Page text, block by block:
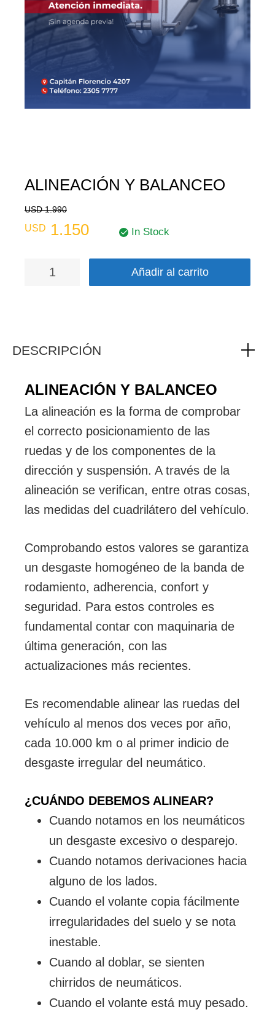
ALINEACIÓN Y BALANCEO
USD1.990
USD 1.150 In Stock
Añadir al carrito
DESCRIPCIÓN
ALINEACIÓN Y BALANCEO
La alineación es la forma de comprobar
el correcto posicionamiento de las
ruedas y de los componentes de la
dirección y suspensión. A través de la
alineación se verifican, entre otras cosas,
las medidas del cuadrilátero del vehículo.
Comprobando estos valores se garantiza
un desgaste homogéneo de la banda de
rodamiento, adherencia, confort y
seguridad. Para estos controles es
fundamental contar con maquinaria de
última generación, con las
actualizaciones más recientes.
Es recomendable alinear las ruedas del
vehículo al menos dos veces por año,
cada 10.000 km o al primer indicio de
desgaste irregular del neumático.
¿CUÁNDO DEBEMOS ALINEAR?
Cuando notamos en los neumáticos
un desgaste excesivo o desparejo.
Cuando notamos derivaciones hacia
alguno de los lados.
Cuando el volante copia fácilmente
irregularidades del suelo y se nota
inestable.
Cuando al doblar, se sienten
chirridos de neumáticos.
Cuando el volante está muy pesado.